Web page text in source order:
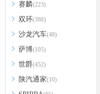
赛麟(223)
双环(388)
沙龙汽车(48)
萨博(105)
世爵(452)
陕汽通家(10)